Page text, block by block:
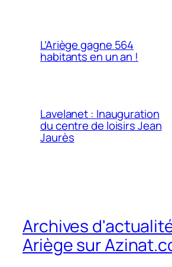
L’Ariège gagne 564
habitants en un an !
Lavelanet : Inauguration
du centre de loisirs Jean
Jaurès
Archives
Ariège sur